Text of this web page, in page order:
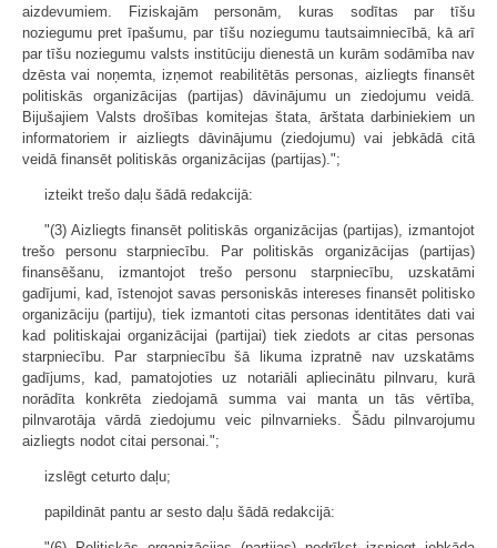
aizdevumiem. Fiziskajām personām, kuras sodītas par tīšu
noziegumu pret īpašumu, par tīšu noziegumu tautsaimniecībā, kā arī
par tīšu noziegumu valsts institūciju dienestā un kurām sodāmība nav
dzēsta vai noņemta, izņemot reabilitētās personas, aizliegts finansēt
politiskās organizācijas (partijas) dāvinājumu un ziedojumu veidā.
Bijušajiem Valsts drošības komitejas štata, ārštata darbiniekiem un
informatoriem ir aizliegts dāvinājumu (ziedojumu) vai jebkādā citā
veidā finansēt politiskās organizācijas (partijas).";
izteikt trešo daļu šādā redakcijā:
"(3) Aizliegts finansēt politiskās organizācijas (partijas), izmantojot
trešo personu starpniecību. Par politiskās organizācijas (partijas)
finansēšanu, izmantojot trešo personu starpniecību, uzskatāmi
gadījumi, kad, īstenojot savas personiskās intereses finansēt politisko
organizāciju (partiju), tiek izmantoti citas personas identitātes dati vai
kad politiskajai organizācijai (partijai) tiek ziedots ar citas personas
starpniecību. Par starpniecību šā likuma izpratnē nav uzskatāms
gadījums, kad, pamatojoties uz notariāli apliecinātu pilnvaru, kurā
norādīta konkrēta ziedojamā summa vai manta un tās vērtība,
pilnvarotāja vārdā ziedojumu veic pilnvarnieks. Šādu pilnvarojumu
aizliegts nodot citai personai.";
izslēgt ceturto daļu;
papildināt pantu ar sesto daļu šādā redakcijā: